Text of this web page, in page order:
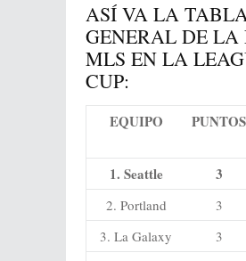
ASÍ VA LA
GENERAL DE LA
MLS EN LA
CUP:
EQUIPO PUNTOS
1. Seattle
3
2. Portland 3
3. La Galaxy
3